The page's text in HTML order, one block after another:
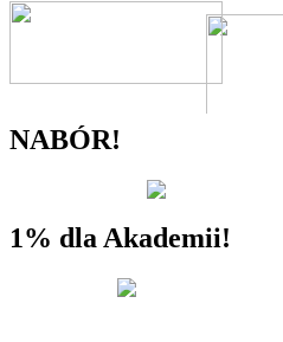
NABÓR!
1% dla Akademii!